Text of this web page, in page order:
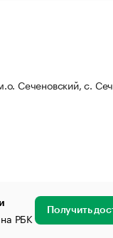
Сеченовский, с.
РБК Получить